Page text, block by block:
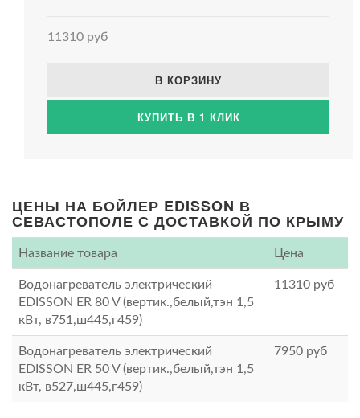
11310 руб
В КОРЗИНУ
КУПИТЬ В 1 КЛИК
ЦЕНЫ НА БОЙЛЕР EDISSON В
СЕВАСТОПОЛЕ С ДОСТАВКОЙ ПО КРЫМУ
Название товара Цена
Водонагреватель электрический
EDISSON ER 80 V (вертик.,белый,тэн 1,5
кВт, в751,ш445,г459)
11310 руб
Водонагреватель электрический
EDISSON ER 50 V (вертик.,белый,тэн 1,5
кВт, в527,ш445,г459)
7950 руб